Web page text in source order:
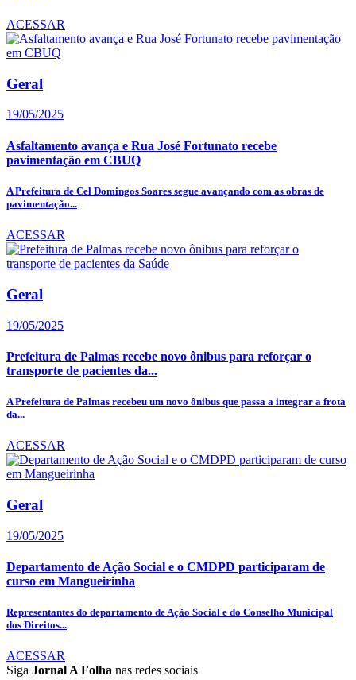
ACESSAR
Geral
19/05/2025
Asfaltamento avança e Rua José Fortunato recebe
pavimentação em CBUQ
A Prefeitura de Cel Domingos Soares segue avançando com as obras de
pavimentação...
ACESSAR
Geral
19/05/2025
Prefeitura de Palmas recebe novo ônibus para reforçar o
transporte de pacientes da...
A Prefeitura de Palmas recebeu um novo ônibus que passa a integrar a frota
da...
ACESSAR
Geral
19/05/2025
Departamento de Ação Social e o CMDPD participaram de
curso em Mangueirinha
Representantes do departamento de Ação Social e do Conselho Municipal
dos Direitos...
ACESSAR
Siga Jornal A Folha nas redes sociais